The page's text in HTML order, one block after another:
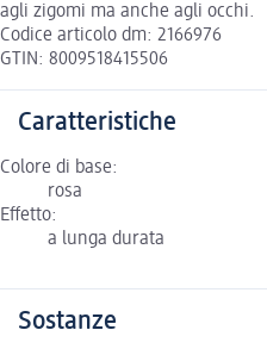
agli zigomi ma anche agli occhi.
Codice articolo dm: 2166976
GTIN: 8009518415506
Caratteristiche
Colore di base:
rosa
Effetto:
a lunga durata
Sostanze